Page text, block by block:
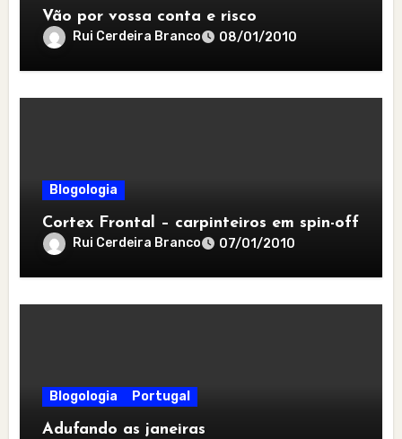
Vão por vossa conta e risco
Rui Cerdeira Branco 08/01/2010
Blogologia
Cortex Frontal – carpinteiros em spin-off
Rui Cerdeira Branco 07/01/2010
Blogologia Portugal
Adufando as janeiras